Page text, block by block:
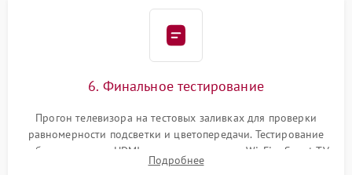
6. Финальное тестирование
Прогон телевизора на тестовых заливках для проверки
равномерности подсветки и цветопередачи. Тестирование
работы разъемов HDMI, динамиков, модуля Wi-Fi и Smart TV
в рабочем режиме в течение нескольких часов.
Подробнее